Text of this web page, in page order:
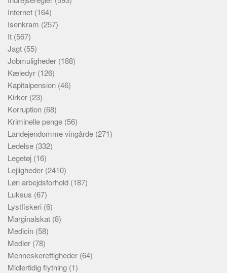
Internet (164)
Isenkram (257)
It (567)
Jagt (55)
Jobmuligheder (188)
Kæledyr (126)
Kapitalpension (46)
Kirker (23)
Korruption (68)
Kriminelle penge (56)
Landejendomme vingårde (271)
Ledelse (332)
Legetøj (16)
Lejligheder (2410)
Løn arbejdsforhold (187)
Luksus (67)
Lystfiskeri (6)
Marginalskat (8)
Medicin (58)
Medier (78)
Menneskerettigheder (64)
Midlertidig flytning (1)